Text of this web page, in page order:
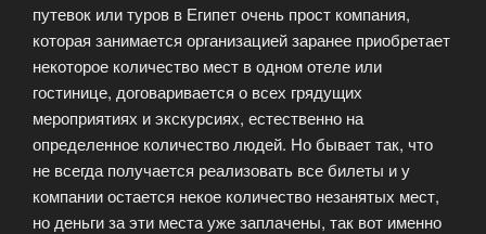
путевок или туров в Египет очень прост компания,
которая занимается организацией заранее приобретает
некоторое количество мест в одном отеле или
гостинице, договаривается о всех грядущих
мероприятиях и экскурсиях, естественно на
определенное количество людей. Но бывает так, что
не всегда получается реализовать все билеты и у
компании остается некое количество незанятых мест,
но деньги за эти места уже заплачены, так вот именно